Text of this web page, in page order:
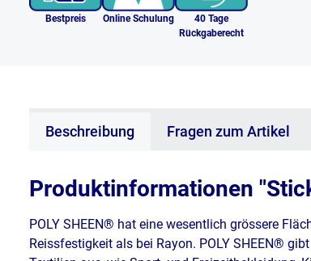
Bestpreis Online Schulung
40 Tage
Rückgaberecht
Beschreibung Fragen zum Artikel
Produktinformationen
POLY SHEEN® hat eine wesentlich grössere
Reissfestigkeit als bei Rayon. POLY SHEEN®